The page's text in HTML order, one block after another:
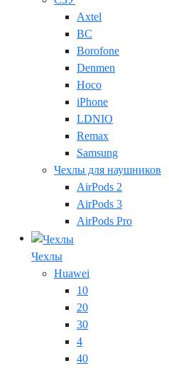
Axtel
BC
Borofone
Denmen
Hoco
iPhone
LDNIO
Remax
Samsung
Чехлы для наушников
AirPods 2
AirPods 3
AirPods Pro
Чехлы
Huawei
10
20
30
4
40